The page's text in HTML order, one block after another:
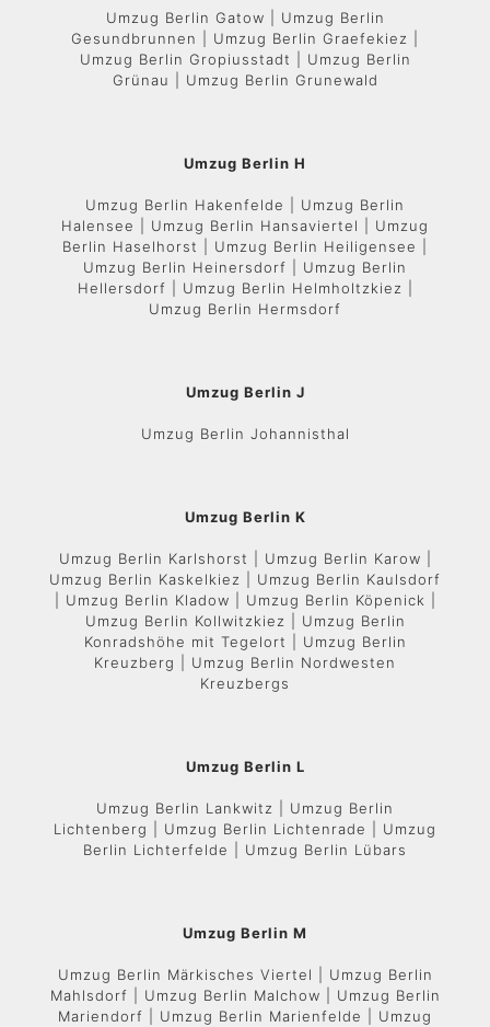
Umzug Berlin Gatow | Umzug Berlin
Gesundbrunnen | Umzug Berlin Graefekiez |
Umzug Berlin Gropiusstadt | Umzug Berlin
Grünau | Umzug Berlin Grunewald
Umzug Berlin H
Umzug Berlin Hakenfelde | Umzug Berlin
Halensee | Umzug Berlin Hansaviertel | Umzug
Berlin Haselhorst | Umzug Berlin Heiligensee |
Umzug Berlin Heinersdorf | Umzug Berlin
Hellersdorf | Umzug Berlin Helmholtzkiez |
Umzug Berlin Hermsdorf
Umzug Berlin J
Umzug Berlin Johannisthal
Umzug Berlin K
Umzug Berlin Karlshorst | Umzug Berlin Karow |
Umzug Berlin Kaskelkiez | Umzug Berlin Kaulsdorf
| Umzug Berlin Kladow | Umzug Berlin Köpenick |
Umzug Berlin Kollwitzkiez | Umzug Berlin
Konradshöhe mit Tegelort | Umzug Berlin
Kreuzberg | Umzug Berlin Nordwesten
Kreuzbergs
Umzug Berlin L
Umzug Berlin Lankwitz | Umzug Berlin
Lichtenberg | Umzug Berlin Lichtenrade | Umzug
Berlin Lichterfelde | Umzug Berlin Lübars
Umzug Berlin M
Umzug Berlin Märkisches Viertel | Umzug Berlin
Mahlsdorf | Umzug Berlin Malchow | Umzug Berlin
Mariendorf | Umzug Berlin Marienfelde | Umzug